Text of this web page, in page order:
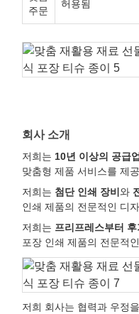
주문
허용됨
회사 소개
저희는 10년 이상의 공급
맞춤형 제품 서비스를 제
저희는 첨단 인쇄 장비 와
인쇄 제품의 전문적인 디
저희는 프리프레스부터
포장 인쇄 제품의 전문적
저희 회사는 협력과 우정